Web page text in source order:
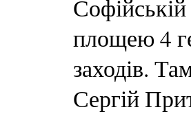
площею 4
заходів.
Сергій